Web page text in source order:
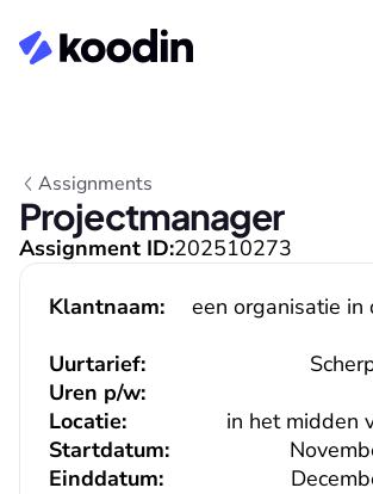
Assignments
Projectmanager
Assignment ID:202510273
Klantnaam:
een organisatie in
Uurtarief:
Uren p/w:
Locatie:
in het midden
Einddatum:
Startdatum: